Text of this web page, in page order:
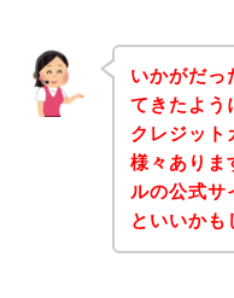
いかがだっ
てきたよう
クレジット
様々ありま
ルの公式サ
といいかも